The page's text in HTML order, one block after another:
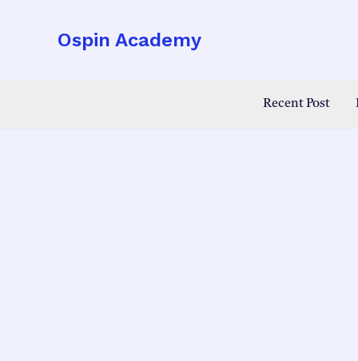
Ospin Academy
Recent Post